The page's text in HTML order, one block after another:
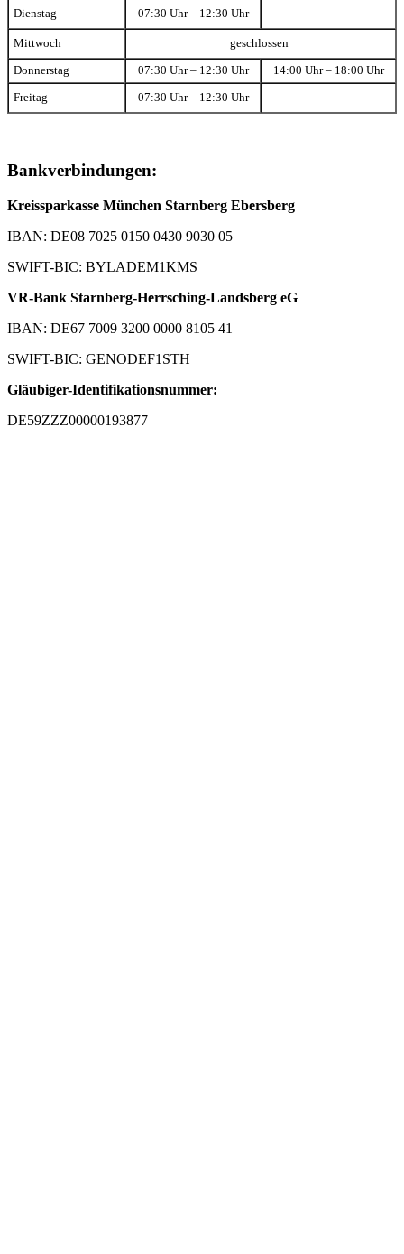
Dienstag 07:30 Uhr – 12:30 Uhr
Mittwoch geschlossen
Donnerstag 07:30 Uhr – 12:30 Uhr 14:00 Uhr – 18:00 Uhr
Freitag 07:30 Uhr – 12:30 Uhr
Bankverbindungen:
Kreissparkasse München Starnberg Ebersberg
IBAN: DE08 7025 0150 0430 9030 05
SWIFT-BIC: BYLADEM1KMS
VR-Bank Starnberg-Herrsching-Landsberg eG
IBAN: DE67 7009 3200 0000 8105 41
SWIFT-BIC: GENODEF1STH
Gläubiger-Identifikationsnummer:
DE59ZZZ00000193877